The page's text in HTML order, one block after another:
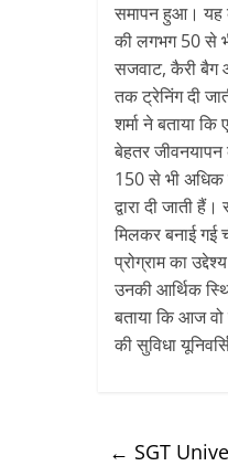
समापन हुआ। यह
की लगभग 50 से
सजवाट, कैरी बैग
तक ट्रेनिंग दी
शर्मा ने बताया
बेहतर
150 से भी अधिक
द्वारा दी जाती
मिलकर बनाई गई
प्रोग्राम का
उनकी आर्थिक
बताया कि आज वो
की सुविधा
← SGT